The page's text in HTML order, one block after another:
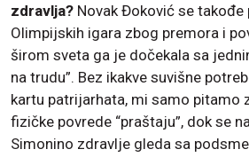
zdravlja? Novak Đoković se takođe
Olimpijskih igara zbog premora i
širom sveta ga je dočekala sa
na trudu”. Bez ikakve suvišne
kartu patrijarhata, mi samo pitamo
fizičke povrede “praštaju”, dok se
Simonino zdravlje gleda sa